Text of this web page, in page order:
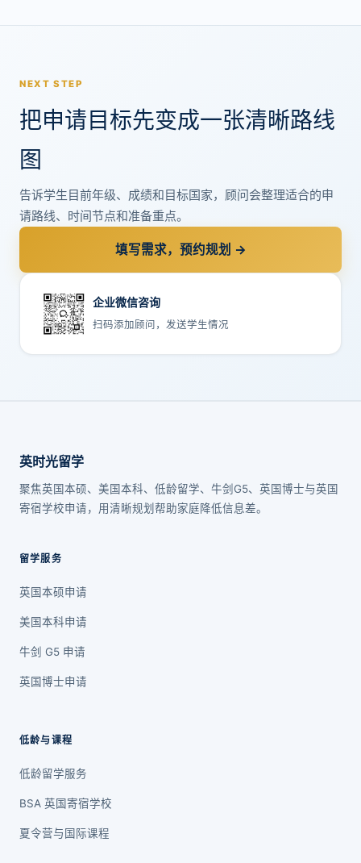
NEXT STEP
把申请目标先变成一张清晰路线
图
告诉学生目前年级、成绩和目标国家，顾问会整理适合的申
请路线、时间节点和准备重点。
填写需求，预约规划 →
企业微信咨询
扫码添加顾问，发送学生情况
英时光留学
聚焦英国本硕、美国本科、低龄留学、牛剑G5、英国博士与英国
寄宿学校申请，用清晰规划帮助家庭降低信息差。
留学服务
英国本硕申请
美国本科申请
牛剑 G5 申请
英国博士申请
低龄与课程
低龄留学服务
BSA 英国寄宿学校
夏令营与国际课程